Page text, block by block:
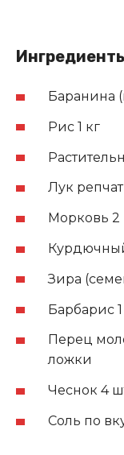
Баранина
Рис 1 кг
Лук
Морковь 2
Зира
Барбарис
Перец
ложки
Чеснок 4
Соль по